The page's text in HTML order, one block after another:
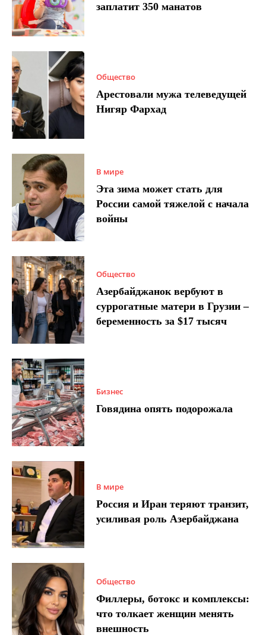
заплатит 350 манатов
Общество
Арестовали мужа телеведущей
Нигяр Фархад
В мире
Эта зима может стать для
России самой тяжелой с начала
войны
Общество
Азербайджанок вербуют в
суррогатные матери в Грузии –
беременность за $17 тысяч
Бизнес
Говядина опять подорожала
В мире
Россия и Иран теряют транзит,
усиливая роль Азербайджана
Общество
Филлеры, ботокс и комплексы:
что толкает женщин менять
внешность